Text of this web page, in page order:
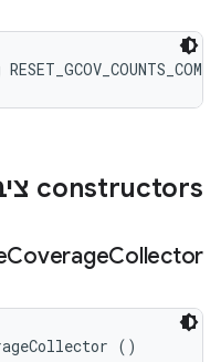
‫constructors ציבוריים
CoverageCollector
()